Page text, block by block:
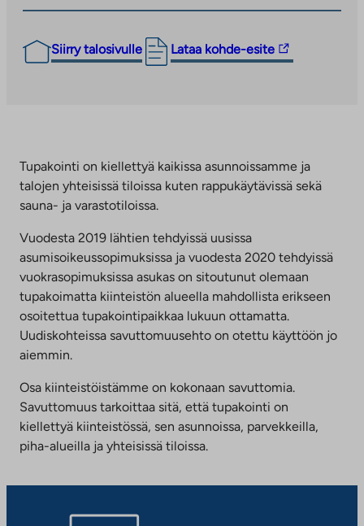
Siirry talosivulle Lataa kohde-esite
Linkki
vie
uuteen
välilehteen
Tupakointi on kiellettyä kaikissa asunnoissamme ja
talojen yhteisissä tiloissa kuten rappukäytävissä sekä
sauna- ja varastotiloissa.
Vuodesta 2019 lähtien tehdyissä uusissa
asumisoikeussopimuksissa ja vuodesta 2020 tehdyissä
vuokrasopimuksissa asukas on sitoutunut olemaan
tupakoimatta kiinteistön alueella mahdollista erikseen
osoitettua tupakointipaikkaa lukuun ottamatta.
Uudiskohteissa savuttomuusehto on otettu käyttöön jo
aiemmin.
Osa kiinteistöistämme on kokonaan savuttomia.
Savuttomuus tarkoittaa sitä, että tupakointi on
kiellettyä kiinteistössä, sen asunnoissa, parvekkeilla,
piha-alueilla ja yhteisissä tiloissa.